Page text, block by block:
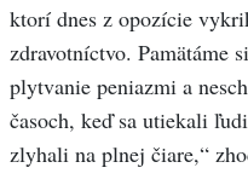
ktorí dnes z opozície
zdravotníctvo. Pamätáme
plytvanie peniazmi a
časoch, keď sa utiekali
zlyhali na plnej čiare,“